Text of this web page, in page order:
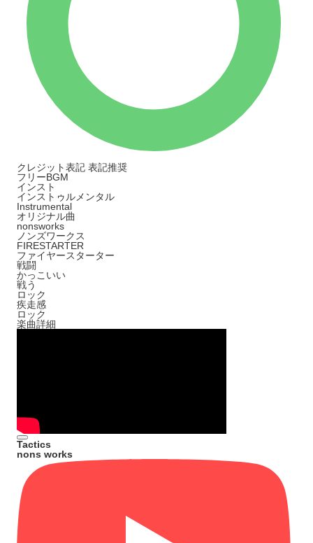
クレジット表記 表記推奨
フリーBGM
インスト
インストゥルメンタル
Instrumental
オリジナル曲
nonsworks
ノンズワークス
FIRESTARTER
ファイヤースターター
戦闘
かっこいい
戦う
ロック
疾走感
ロック
楽曲詳細
Tactics
nons works